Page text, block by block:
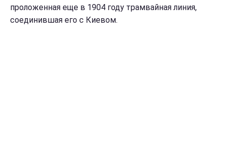
проложенная еще в 1904 году трамвайная линия,
соединившая его с Киевом.